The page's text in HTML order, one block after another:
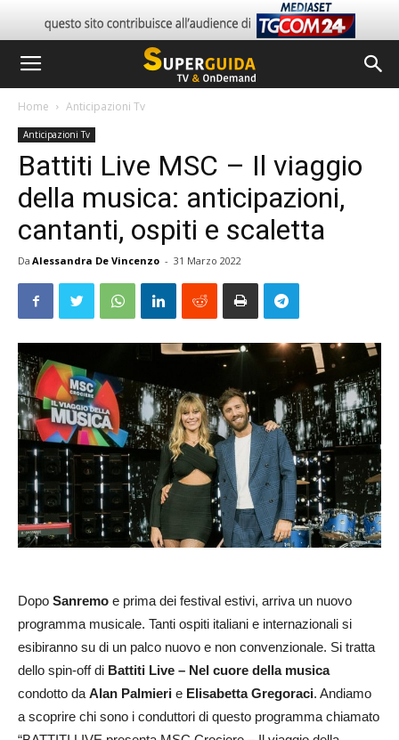
Home Anticipazioni Tv
Anticipazioni Tv
Battiti Live MSC – Il viaggio
della musica: anticipazioni,
cantanti, ospiti e scaletta
Da Alessandra De Vincenzo - 31 Marzo 2022
Dopo Sanremo e prima dei festival estivi, arriva un nuovo
programma musicale. Tanti ospiti italiani e internazionali si
esibiranno su di un palco nuovo e non convenzionale. Si tratta
dello spin-off di Battiti Live – Nel cuore della musica
condotto da Alan Palmieri e Elisabetta Gregoraci. Andiamo
a scoprire chi sono i conduttori di questo programma chiamato